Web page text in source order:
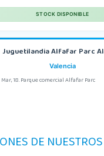
STOCK DISPONIBLE
Juguetilandia Alfafar Parc
Valencia
18. Parque comercial Alfafar Parc
DE